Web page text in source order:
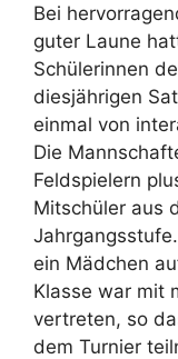
Bei
guter Laune
Schülerinnen
diesjährigen
einmal von
Die
Feldspielern
Mitschüler aus
ein Mädchen
Klasse war mit
vertreten, so
dem Turnier